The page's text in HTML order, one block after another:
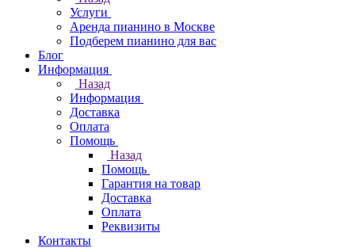
Услуги
Аренда пианино в Москве
Подберем пианино для вас
Блог
Информация
Назад
Информация
Доставка
Оплата
Помощь
Назад
Помощь
Гарантия на товар
Доставка
Оплата
Реквизиты
Контакты